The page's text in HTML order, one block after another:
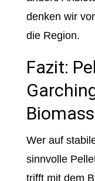
denken wir
die Region.
Fazit:
Wer auf
sinnvolle
trifft mit dem